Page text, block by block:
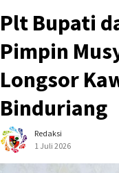
Plt Bupati
Pimpin
Longsor
Binduriang
Redaksi
1 Juli 2026